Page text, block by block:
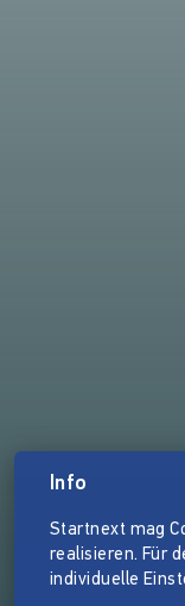
Info
Startnext mag
realisieren. Für
individuelle